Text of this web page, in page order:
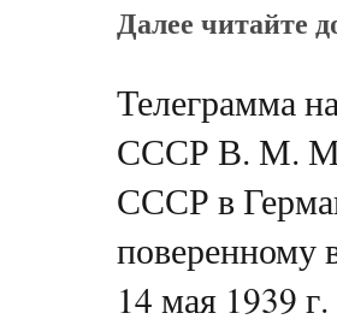
Далее читайте
Телеграмма
СССР В. М.
СССР в
поверенному
14 мая 1939 г.